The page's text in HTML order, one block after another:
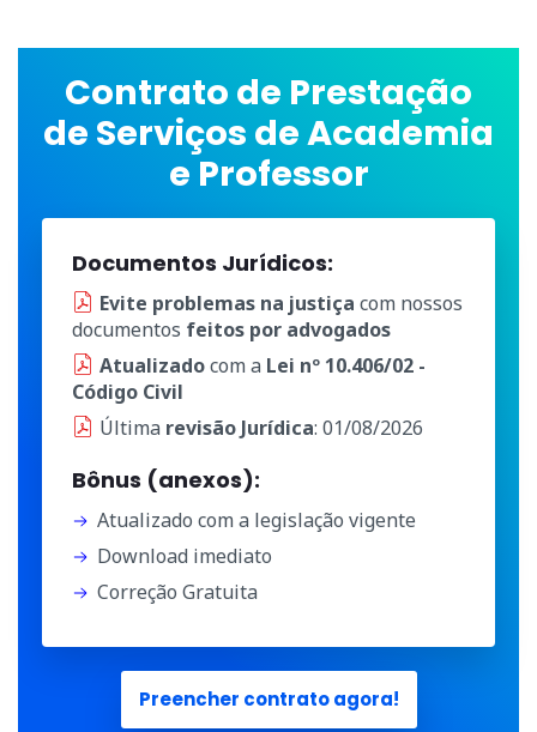
Contrato de Prestação
de Serviços de Academia
e Professor
Documentos Jurídicos:
Evite problemas na justiça com nossos
documentos feitos por advogados
Atualizadocom a Lei nº 10.406/02 -
Código Civil
Última revisão Jurídica: 01/08/2026
Bônus (anexos):
Atualizado com a legislação vigente
Download imediato
Correção Gratuita
Preencher contrato agora!